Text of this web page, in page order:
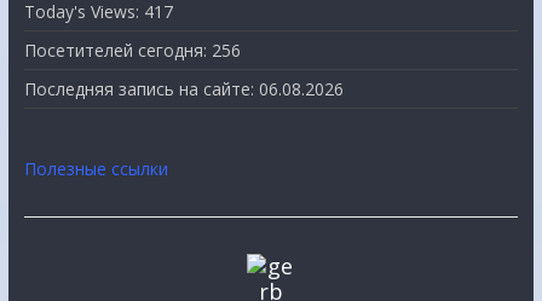
Today's Views: 417
Посетителей сегодня: 256
Последняя запись на сайте: 06.08.2026
Полезные ссылки